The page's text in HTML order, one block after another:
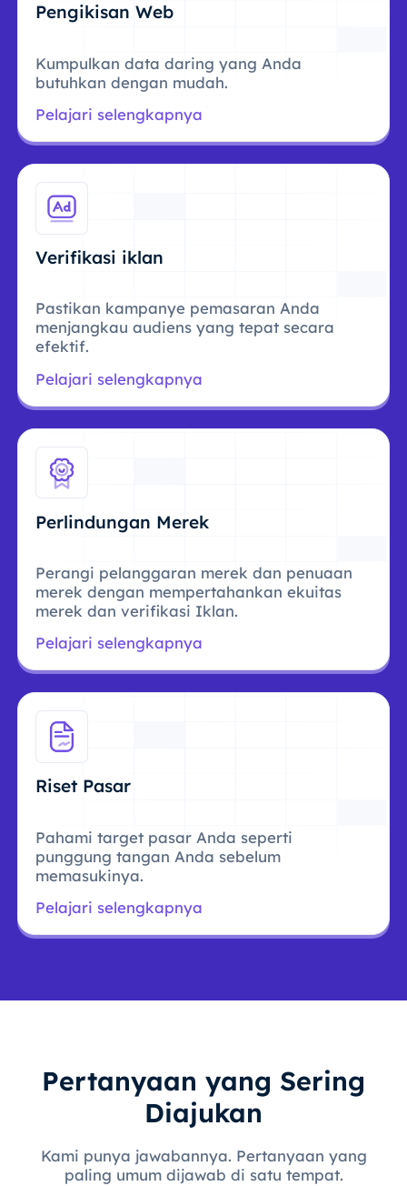
Pengikisan Web
Kumpulkan data daring yang Anda
butuhkan dengan mudah.
Pelajari selengkapnya
Verifikasi iklan
Pastikan kampanye pemasaran Anda
menjangkau audiens yang tepat secara
efektif.
Pelajari selengkapnya
Perlindungan Merek
Perangi pelanggaran merek dan penuaan
merek dengan mempertahankan ekuitas
merek dan verifikasi Iklan.
Pelajari selengkapnya
Riset Pasar
Pahami target pasar Anda seperti
punggung tangan Anda sebelum
memasukinya.
Pelajari selengkapnya
Pertanyaan yang Sering
Diajukan
Kami punya jawabannya. Pertanyaan yang
paling umum dijawab di satu tempat.